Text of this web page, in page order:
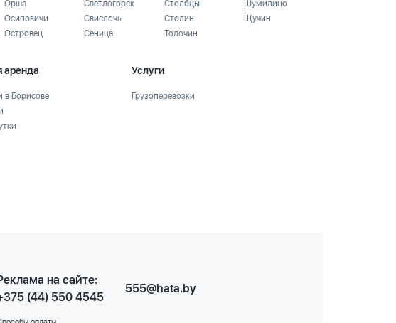
Орша
Осиповичи
Островец
Светлогорск
Свислочь
Сеница
Столбцы
Столин
Толочин
Шумилино
Щучин
аренда
в Борисове
Услуги
Грузоперевозки
на сайте:
(44) 550 4545
555@hata.by